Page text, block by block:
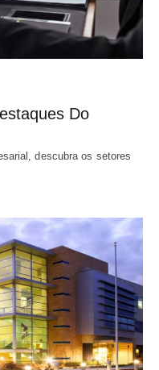
Do
descubra os setores